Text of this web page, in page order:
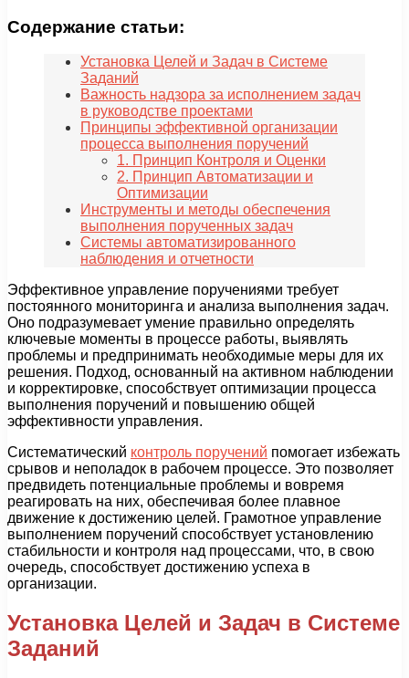
Содержание статьи:
Установка Целей и Задач в Системе
Заданий
Важность надзора за исполнением задач
в руководстве проектами
Принципы эффективной организации
процесса выполнения поручений
1. Принцип Контроля и Оценки
2. Принцип Автоматизации и
Оптимизации
Инструменты и методы обеспечения
выполнения порученных задач
Системы автоматизированного
наблюдения и отчетности
Эффективное управление поручениями требует
постоянного мониторинга и анализа выполнения задач.
Оно подразумевает умение правильно определять
ключевые моменты в процессе работы, выявлять
проблемы и предпринимать необходимые меры для их
решения. Подход, основанный на активном наблюдении
и корректировке, способствует оптимизации процесса
выполнения поручений и повышению общей
эффективности управления.
Систематический контроль поручений помогает избежать
срывов и неполадок в рабочем процессе. Это позволяет
предвидеть потенциальные проблемы и вовремя
реагировать на них, обеспечивая более плавное
движение к достижению целей. Грамотное управление
выполнением поручений способствует установлению
стабильности и контроля над процессами, что, в свою
очередь, способствует достижению успеха в
организации.
Установка Целей и Задач в Системе
Заданий